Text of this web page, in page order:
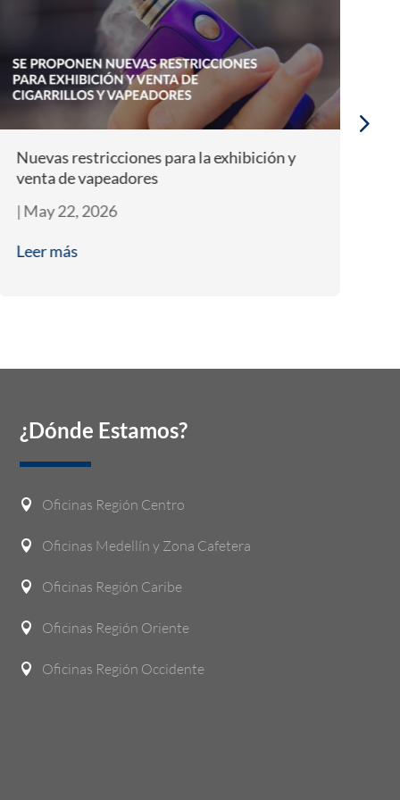
Nuevas restricciones para la exhibición y
venta de vapeadores
| May 22, 2026
Leer más
¿Dónde Estamos?
 Oficinas Región Centro
 Oficinas Medellín y Zona Cafetera
 Oficinas Región Caribe
 Oficinas Región Oriente
 Oficinas Región Occidente